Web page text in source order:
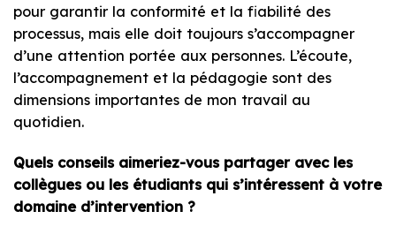
pour garantir la conformité et la fiabilité des
processus, mais elle doit toujours s’accompagner
d’une attention portée aux personnes. L’écoute,
l’accompagnement et la pédagogie sont des
dimensions importantes de mon travail au
quotidien.
Quels conseils aimeriez-vous partager avec les
collègues ou les étudiants qui s’intéressent à votre
domaine d’intervention ?